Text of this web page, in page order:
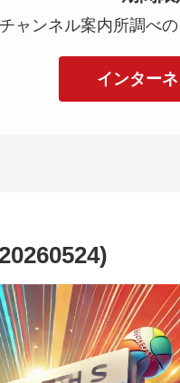
ャンネル案内所調べ
インター